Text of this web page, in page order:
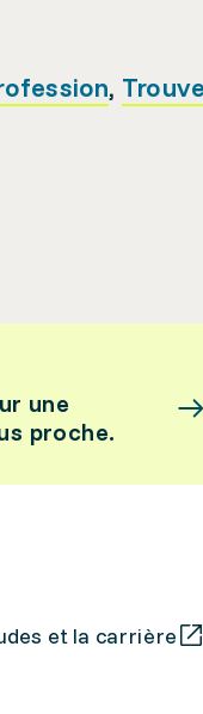
,
une
proche.
et la carrière